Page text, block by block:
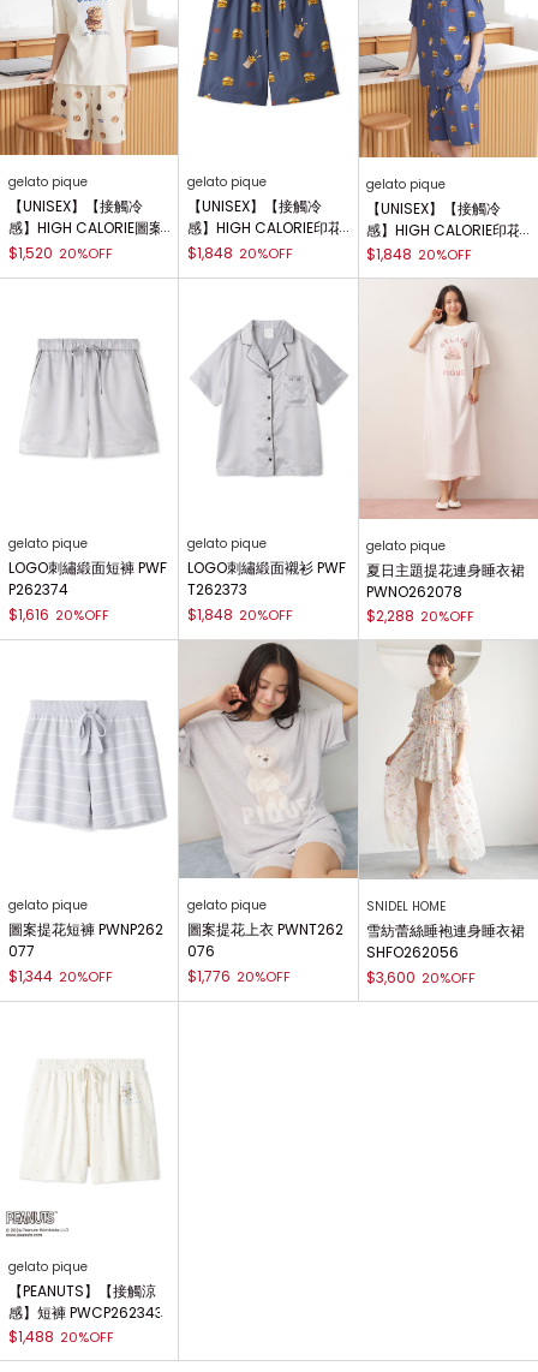
gelato pique
【UNISEX】【接觸冷
感】HIGH CALORIE圖案
T-Shirt PUCT262255
$1,520 20%OFF
gelato pique
【UNISEX】【接觸冷
感】HIGH CALORIE印花
五分褲 PUFP262257
$1,848 20%OFF
gelato pique
【UNISEX】【接觸冷
感】HIGH CALORIE印花
襯衫 PUFT262256
$1,848 20%OFF
gelato pique
LOGO刺繡緞面短褲 PWF
P262374
$1,616 20%OFF
gelato pique
LOGO刺繡緞面襯衫 PWF
T262373
$1,848 20%OFF
gelato pique
夏日主題提花連身睡衣裙
PWNO262078
$2,288 20%OFF
gelato pique
圖案提花短褲 PWNP262
077
$1,344 20%OFF
gelato pique
圖案提花上衣 PWNT262
076
$1,776 20%OFF
SNIDEL HOME
雪紡蕾絲睡袍連身睡衣裙
SHFO262056
$3,600 20%OFF
gelato pique
【PEANUTS】【接觸涼
感】短褲 PWCP262343
$1,488 20%OFF